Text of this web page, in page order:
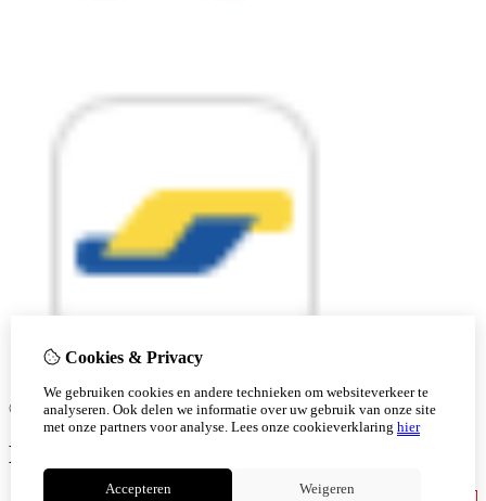
© Copyright 2026 |
Cookies & Privacy
We gebruiken cookies en andere technieken om websiteverkeer te
analyseren. Ook delen we informatie over uw gebruik van onze site
met onze partners voor analyse. Lees onze cookieverklaring hier
Accepteren Weigeren
Ben je 18 of ouder?